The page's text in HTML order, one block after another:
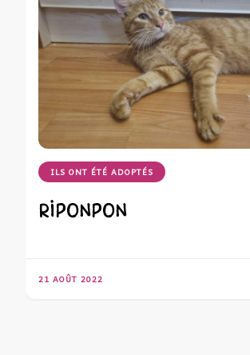
ILS ONT ÉTÉ ADOPTÉS
RIPONPON
21 AOÛT 2022